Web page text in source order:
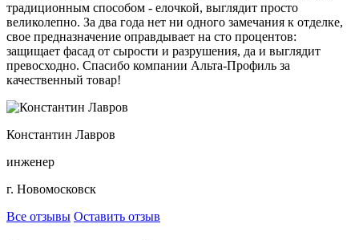
традиционным способом - елочкой, выглядит просто
великолепно. За два года нет ни одного замечания к отделке,
свое предназначение оправдывает на сто процентов:
защищает фасад от сырости и разрушения, да и выглядит
превосходно. Спасибо компании Альта-Профиль за
качественный товар!
Константин Лавров
инженер
г. Новомосковск
Все отзывы Оставить отзыв